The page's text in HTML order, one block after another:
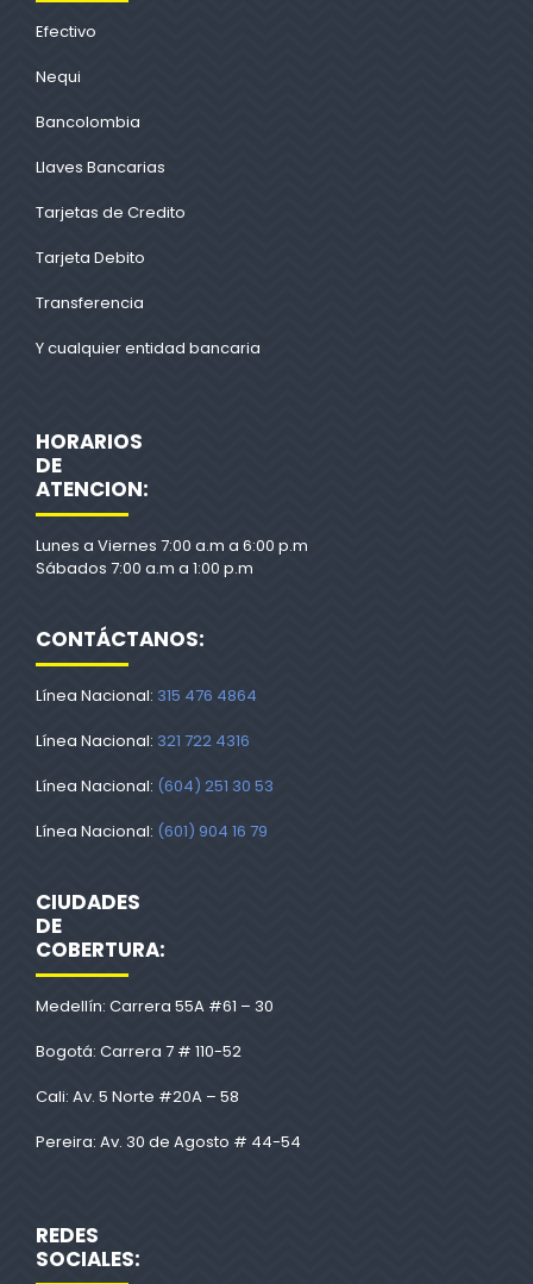
Efectivo
Nequi
Bancolombia
Llaves Bancarias
Tarjetas de Credito
Tarjeta Debito
Transferencia
Y cualquier entidad bancaria
HORARIOS
DE
ATENCION:
Lunes a Viernes 7:00 a.m a 6:00 p.m
Sábados 7:00 a.m a 1:00 p.m
CONTÁCTANOS:
Línea Nacional: 315 476 4864
Línea Nacional: 321 722 4316
Línea Nacional: (604) 251 30 53
Línea Nacional: (601) 904 16 79
CIUDADES
DE
COBERTURA:
Medellín: Carrera 55A #61 – 30
Bogotá: Carrera 7 # 110-52
Cali: Av. 5 Norte #20A – 58
Pereira: Av. 30 de Agosto # 44-54
REDES
SOCIALES: